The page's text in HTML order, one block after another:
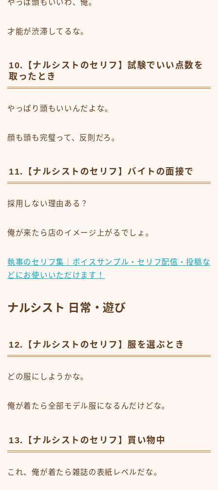
やっぱ頭もいいわ、俺。
才能が渋滞してるな。
10.【ナルシストのセリフ】試験でいい点数を
取ったとき
やっぱり頭もいいんだよな。
顔も頭も完璧って、反則だろ。
11.【ナルシストのセリフ】バイトの面接で
採用しない理由ある？
俺が来たら店のイメージ上がるでしょ。
執事のセリフ集｜ボイスサンプル・セリフ配信・投稿な
どにお使いいただけます！
ナルシスト 日常・遊び
12.【ナルシストのセリフ】服を選ぶとき
どの服にしようかな。
俺が着たら全部モデル服になるんだけどな。
13.【ナルシストのセリフ】買い物中
これ、俺が着たら雑誌の表紙レベルだな。